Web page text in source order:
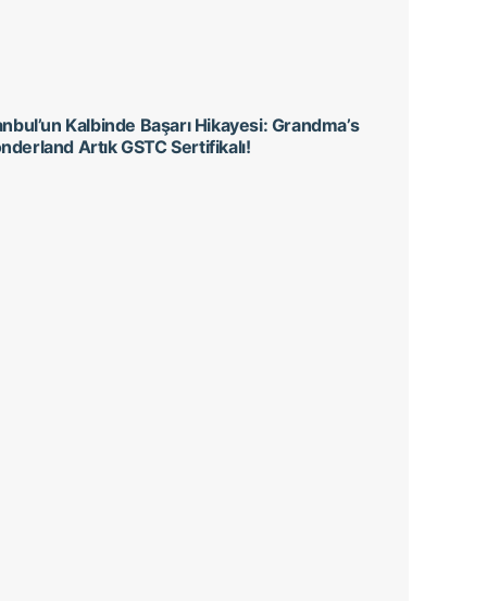
Kalbinde Başarı Hikayesi: Grandma’s
Artık GSTC Sertifikalı!